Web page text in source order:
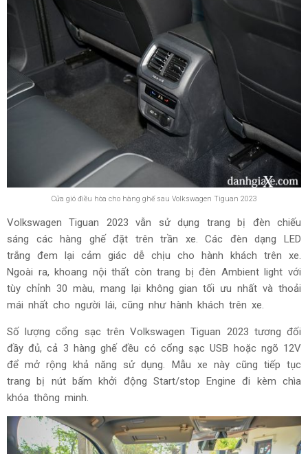
Cửa gió điều hòa cho hàng ghế sau Volkswagen Tiguan 2023
Volkswagen Tiguan 2023 vẫn sử dụng trang bị đèn chiếu
sáng các hàng ghế đặt trên trần xe. Các đèn dạng LED
trắng đem lại cảm giác dễ chịu cho hành khách trên xe.
Ngoài ra, khoang nội thất còn trang bị đèn Ambient light với
tùy chỉnh 30 màu, mang lại không gian tối ưu nhất và thoải
mái nhất cho người lái, cũng như hành khách trên xe.
Số lượng cổng sạc trên Volkswagen Tiguan 2023 tương đối
đầy đủ, cả 3 hàng ghế đều có cổng sạc USB hoặc ngõ 12V
để mở rộng khả năng sử dụng. Mẫu xe này cũng tiếp tục
trang bị nút bấm khởi động Start/stop Engine đi kèm chìa
khóa thông minh.